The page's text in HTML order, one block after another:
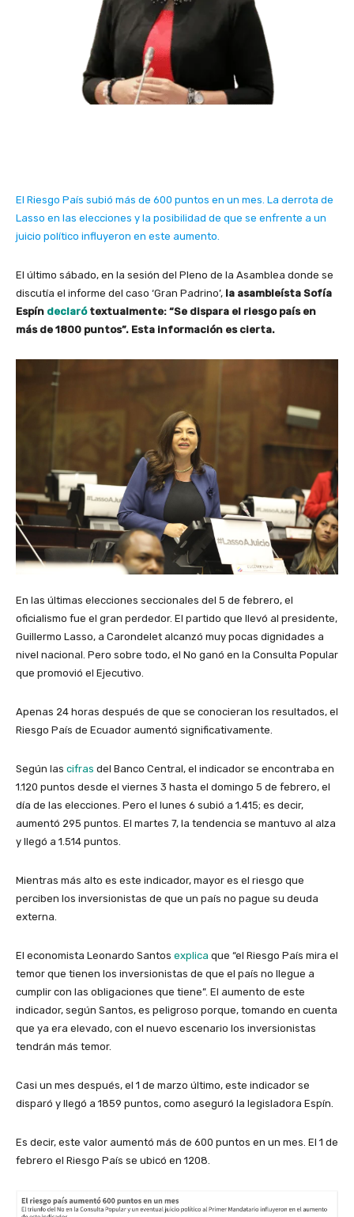
El Riesgo País subió más de 600 puntos en un mes. La derrota de
Lasso en las elecciones y la posibilidad de que se enfrente a un
juicio político influyeron en este aumento.
El último sábado, en la sesión del Pleno de la Asamblea donde se
discutía el informe del caso ‘Gran Padrino’, la asambleísta Sofía
Espín declarótextualmente: “Se dispara el riesgo país en
más de 1800 puntos”. Esta información es cierta.
En las últimas elecciones seccionales del 5 de febrero, el
oficialismo fue el gran perdedor. El partido que llevó al presidente,
Guillermo Lasso, a Carondelet alcanzó muy pocas dignidades a
nivel nacional. Pero sobre todo, el No ganó en la Consulta Popular
que promovió el Ejecutivo.
Apenas 24 horas después de que se conocieran los resultados, el
Riesgo País de Ecuador aumentó significativamente.
Según las cifras del Banco Central, el indicador se encontraba en
1.120 puntos desde el viernes 3 hasta el domingo 5 de febrero, el
día de las elecciones. Pero el lunes 6 subió a 1.415; es decir,
aumentó 295 puntos. El martes 7, la tendencia se mantuvo al alza
y llegó a 1.514 puntos.
Mientras más alto es este indicador, mayor es el riesgo que
perciben los inversionistas de que un país no pague su deuda
externa.
El economista Leonardo Santos explica que “el Riesgo País mira el
temor que tienen los inversionistas de que el país no llegue a
cumplir con las obligaciones que tiene”. El aumento de este
indicador, según Santos, es peligroso porque, tomando en cuenta
que ya era elevado, con el nuevo escenario los inversionistas
tendrán más temor.
Casi un mes después, el 1 de marzo último, este indicador se
disparó y llegó a 1859 puntos, como aseguró la legisladora Espín.
Es decir, este valor aumentó más de 600 puntos en un mes. El 1 de
febrero el Riesgo País se ubicó en 1208.